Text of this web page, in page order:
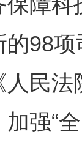
98
民
强“